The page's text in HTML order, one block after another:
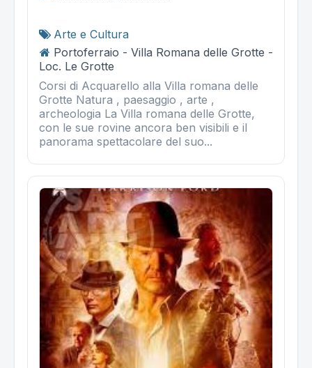
Arte e Cultura
Portoferraio - Villa Romana delle Grotte -
Loc. Le Grotte
Corsi di Acquarello alla Villa romana delle
Grotte Natura , paesaggio , arte ,
archeologia La Villa romana delle Grotte,
con le sue rovine ancora ben visibili e il
panorama spettacolare del suo...